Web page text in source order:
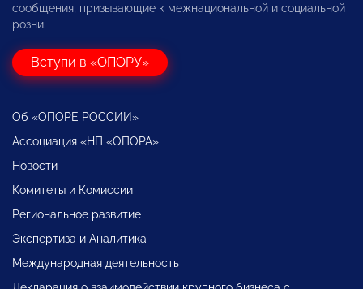
сообщения, призывающие к межнациональной и социальной
розни.
Вступи в «ОПОРУ»
Об «ОПОРЕ РОССИИ»
Ассоциация «НП «ОПОРА»
Новости
Комитеты и Комиссии
Региональное развитие
Экспертиза и Аналитика
Международная деятельность